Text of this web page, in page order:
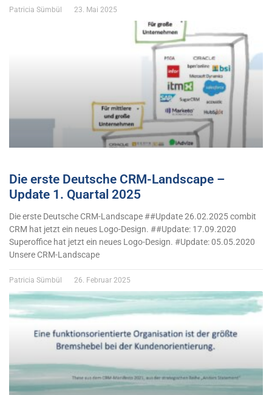
Patricia Sümbül 23. Mai 2025
Die erste Deutsche CRM-Landscape –
Update 1. Quartal 2025
Die erste Deutsche CRM-Landscape ##Update 26.02.2025 combit
CRM hat jetzt ein neues Logo-Design. ##Update: 17.09.2020
Superoffice hat jetzt ein neues Logo-Design. #Update: 05.05.2020
Unsere CRM-Landscape
Patricia Sümbül 26. Februar 2025